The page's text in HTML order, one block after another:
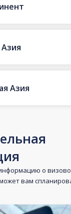
Азия
о
вам